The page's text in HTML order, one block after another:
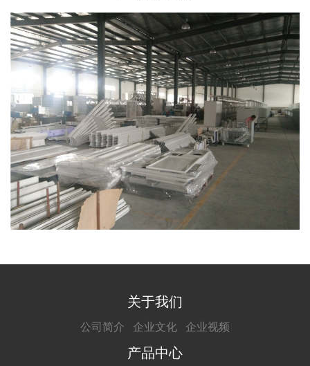
关于我们
公司简介 企业文化 企业视频
产品中心